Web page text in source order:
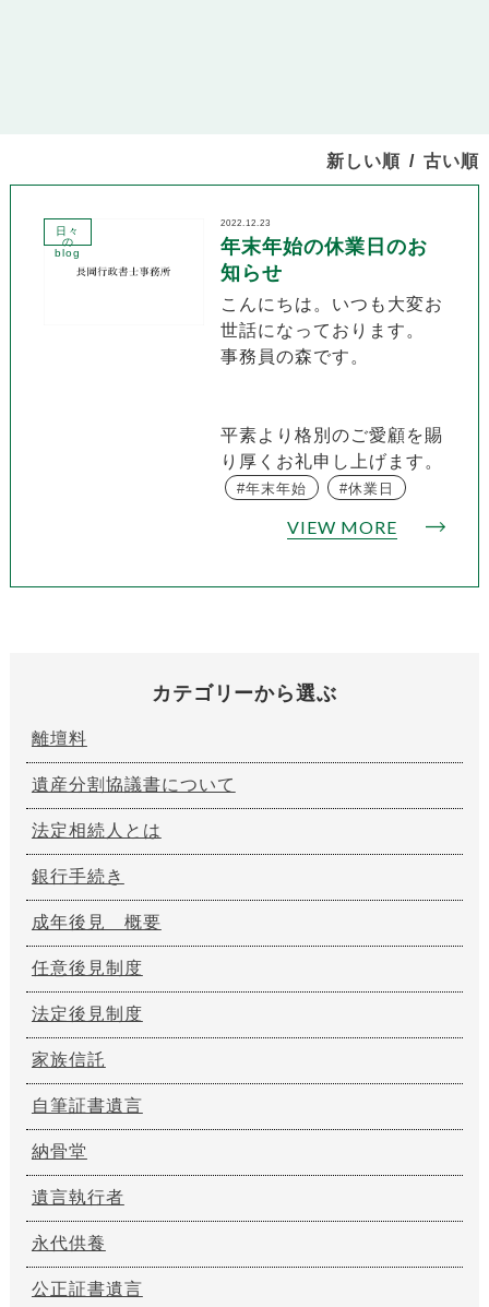
新しい順 古い順
日々
の
blog
2022.12.23
年末年始の休業日のお
知らせ
こんにちは。いつも大変お
世話になっております。
事務員の森です。
平素より格別のご愛顧を賜
り厚くお礼申し上げます。
年末年始 休業日
VIEW MORE
カテゴリーから選ぶ
離壇料
遺産分割協議書について
法定相続人とは
銀行手続き
成年後見 概要
任意後見制度
法定後見制度
家族信託
自筆証書遺言
納骨堂
遺言執行者
永代供養
公正証書遺言